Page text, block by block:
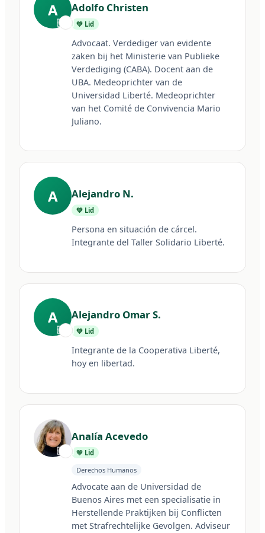
A
🇦🇷
Adolfo Christen
💚 Lid
Advocaat. Verdediger van evidente
zaken bij het Ministerie van Publieke
Verdediging (CABA). Docent aan de
UBA. Medeoprichter van de
Universidad Liberté. Medeoprichter
van het Comité de Convivencia Mario
Juliano.
A Alejandro N.
💚 Lid
Persona en situación de cárcel.
Integrante del Taller Solidario Liberté.
A
🇦🇷
Alejandro Omar S.
💚 Lid
Integrante de la Cooperativa Liberté,
hoy en libertad.
🇦🇷
Analía Acevedo
💚 Lid
Derechos Humanos
Advocate aan de Universidad de
Buenos Aires met een specialisatie in
Herstellende Praktijken bij Conflicten
met Strafrechtelijke Gevolgen. Adviseur